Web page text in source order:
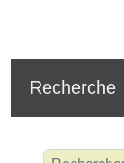
Recherche